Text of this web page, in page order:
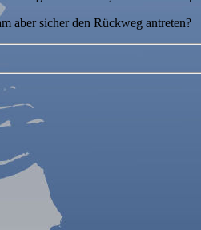
aber sicher den Rückweg antreten?